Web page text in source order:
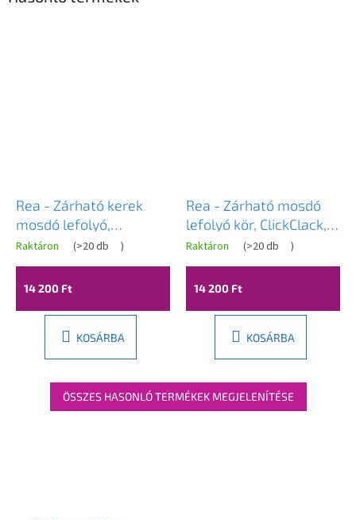
Rea - Zárható kerek
mosdó lefolyó,
ClickClack, matt fekete,
REA-A5216
A
értékelése
5-
Raktáron (>20 db )
14 200 Ft
KOSÁRBA
Rea - Zárható mosdó
lefolyó kör, ClickClack,
univerzális, arany, REA-
A2360
A
értékelése
5-
Raktáron (>20 db )
14 200 Ft
KOSÁRBA
ÖSSZES HASONLÓ TERMÉKEK MEGJELENÍTÉSE